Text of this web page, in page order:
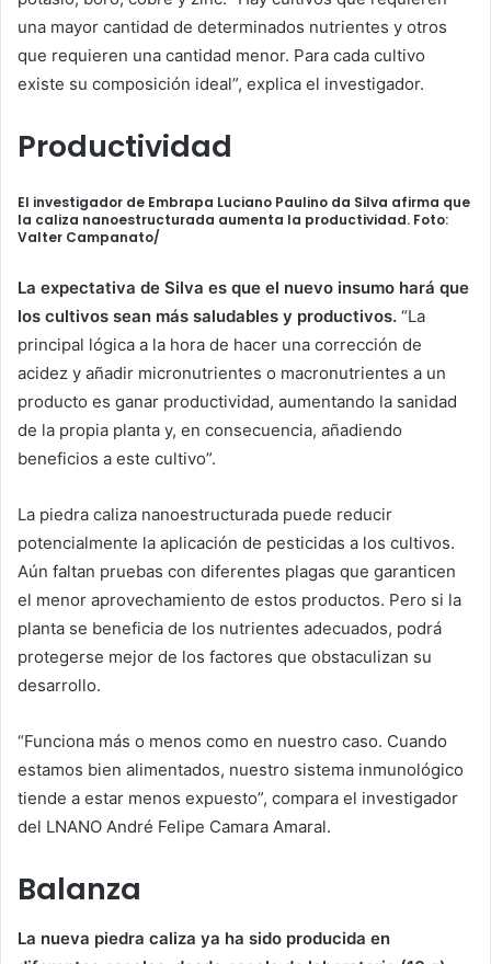
una mayor cantidad de determinados nutrientes y otros
que requieren una cantidad menor. Para cada cultivo
existe su composición ideal”, explica el investigador.
Productividad
El investigador de Embrapa Luciano Paulino da Silva afirma que
la caliza nanoestructurada aumenta la productividad. Foto:
Valter Campanato/
La expectativa de Silva es que el nuevo insumo hará que
los cultivos sean más saludables y productivos. “La
principal lógica a la hora de hacer una corrección de
acidez y añadir micronutrientes o macronutrientes a un
producto es ganar productividad, aumentando la sanidad
de la propia planta y, en consecuencia, añadiendo
beneficios a este cultivo”.
La piedra caliza nanoestructurada puede reducir
potencialmente la aplicación de pesticidas a los cultivos.
Aún faltan pruebas con diferentes plagas que garanticen
el menor aprovechamiento de estos productos. Pero si la
planta se beneficia de los nutrientes adecuados, podrá
protegerse mejor de los factores que obstaculizan su
desarrollo.
“Funciona más o menos como en nuestro caso. Cuando
estamos bien alimentados, nuestro sistema inmunológico
tiende a estar menos expuesto”, compara el investigador
del LNANO André Felipe Camara Amaral.
Balanza
La nueva piedra caliza ya ha sido producida en